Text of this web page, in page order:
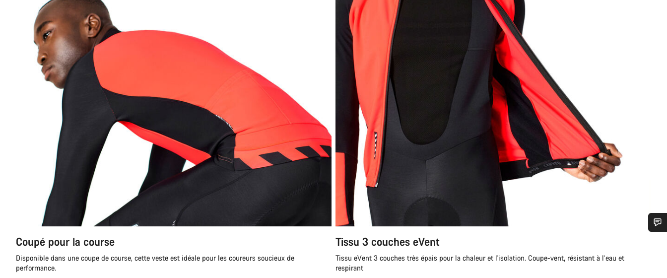
Coupé pour la course
Disponible dans une coupe de course, cette veste est idéale pour les coureurs soucieux de
performance.
Tissu 3 couches eVent
Tissu eVent 3 couches très épais pour la chaleur et l'isolation. Coupe-vent, résistant à l’eau et
respirant
Besoin d’aide ?